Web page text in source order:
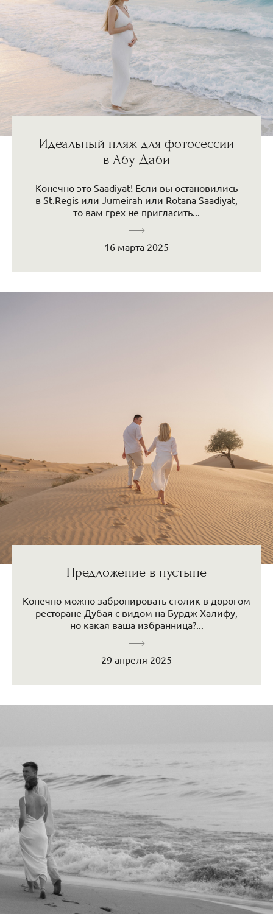
Идеальный пляж для фотосессии
в Абу Даби
Конечно это Saadiyat! Если вы остановились
в St.Regis или Jumeirah или Rotana Saadiyat,
то вам грех не пригласить...
16 марта 2025
Предложение в пустыне
Конечно можно забронировать столик в дорогом
ресторане Дубая с видом на Бурдж Халифу,
но какая ваша избранница?...
29 апреля 2025